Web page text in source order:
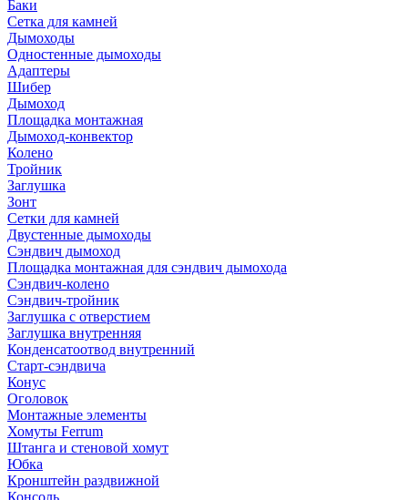
Баки
Сетка для камней
Дымоходы
Одностенные дымоходы
Адаптеры
Шибер
Дымоход
Площадка монтажная
Дымоход-конвектор
Колено
Тройник
Заглушка
Зонт
Сетки для камней
Двустенные дымоходы
Сэндвич дымоход
Площадка монтажная для сэндвич дымохода
Сэндвич-колено
Сэндвич-тройник
Заглушка с отверстием
Заглушка внутренняя
Конденсатоотвод внутренний
Старт-сэндвича
Конус
Оголовок
Монтажные элементы
Хомуты Ferrum
Штанга и стеновой хомут
Юбка
Кронштейн раздвижной
Консоль